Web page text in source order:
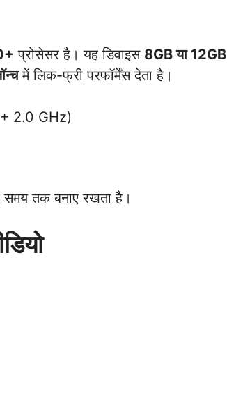
प्रोसेसर है। यह डिवाइस 8GB या 12GB
में लिक-फ्री परफॉर्मेंस देता है।
2.0 GHz)
तक बनाए रखता है।